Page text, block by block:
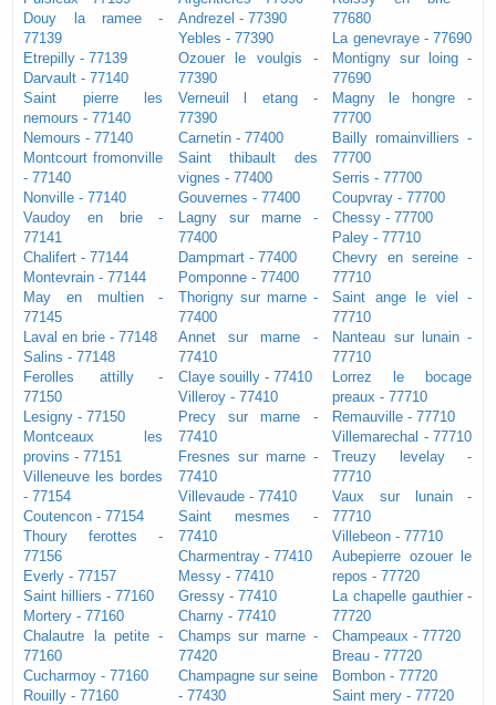
Douy la ramee -
77139
Etrepilly - 77139
Darvault - 77140
Saint pierre les
nemours - 77140
Nemours - 77140
Montcourt fromonville
- 77140
Nonville - 77140
Vaudoy en brie -
77141
Chalifert - 77144
Montevrain - 77144
May en multien -
77145
Laval en brie - 77148
Salins - 77148
Ferolles attilly -
77150
Lesigny - 77150
Montceaux les
provins - 77151
Villeneuve les bordes
- 77154
Coutencon - 77154
Thoury ferottes -
77156
Everly - 77157
Saint hilliers - 77160
Mortery - 77160
Chalautre la petite -
77160
Cucharmoy - 77160
Rouilly - 77160
Andrezel - 77390
Yebles - 77390
Ozouer le voulgis -
77390
Verneuil l etang -
77390
Carnetin - 77400
Saint thibault des
vignes - 77400
Gouvernes - 77400
Lagny sur marne -
77400
Dampmart - 77400
Pomponne - 77400
Thorigny sur marne -
77400
Annet sur marne -
77410
Claye souilly - 77410
Villeroy - 77410
Precy sur marne -
77410
Fresnes sur marne -
77410
Villevaude - 77410
Saint mesmes -
77410
Charmentray - 77410
Messy - 77410
Gressy - 77410
Charny - 77410
Champs sur marne -
77420
Champagne sur seine
- 77430
77680
La genevraye - 77690
Montigny sur loing -
77690
Magny le hongre -
77700
Bailly romainvilliers -
77700
Serris - 77700
Coupvray - 77700
Chessy - 77700
Paley - 77710
Chevry en sereine -
77710
Saint ange le viel -
77710
Nanteau sur lunain -
77710
Lorrez le bocage
preaux - 77710
Remauville - 77710
Villemarechal - 77710
Treuzy levelay -
77710
Vaux sur lunain -
77710
Villebeon - 77710
Aubepierre ozouer le
repos - 77720
La chapelle gauthier -
77720
Champeaux - 77720
Breau - 77720
Bombon - 77720
Saint mery - 77720